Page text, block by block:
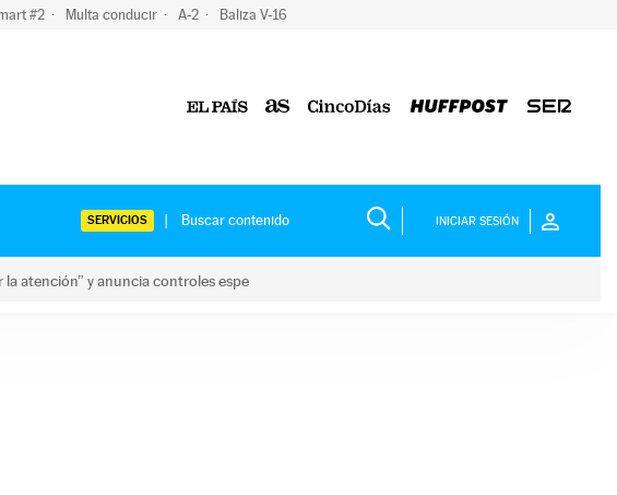
#2 Multa conducir A-2 Baliza V-16
SERVICIOS INICIAR SESIÓN
la atención” y anuncia controles espe